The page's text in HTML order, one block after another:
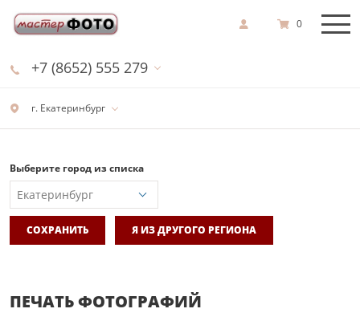
г. Екатеринбург
+7 (8652) 555 279
0
Выберите город из списка
СОХРАНИТЬ Я ИЗ ДРУГОГО РЕГИОНА
ПЕЧАТЬ ФОТОГРАФИЙ